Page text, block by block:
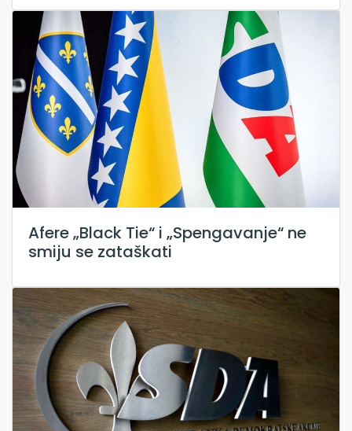
Afere „Black Tie“ i „Spengavanje“ ne
smiju se zataškati